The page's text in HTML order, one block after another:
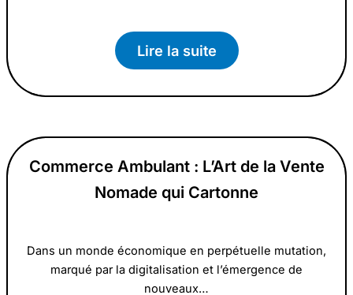
Lire la suite
Commerce Ambulant : L’Art de la Vente
Nomade qui Cartonne
Dans un monde économique en perpétuelle mutation,
marqué par la digitalisation et l’émergence de
nouveaux…